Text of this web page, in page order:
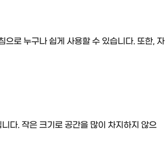
으로 누구나 쉽게 사용할 수 있습니다. 또한, 자
다. 작은 크기로 공간을 많이 차지하지 않으